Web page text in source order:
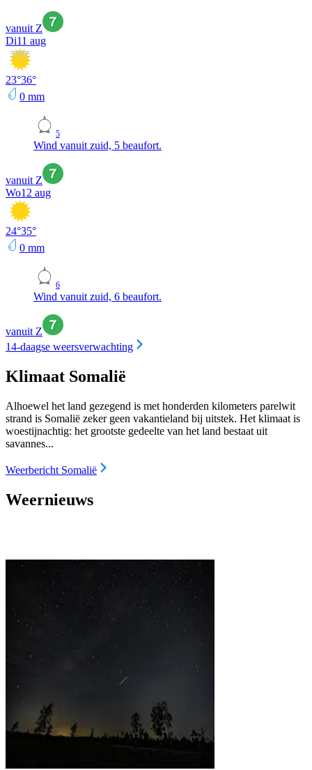
vanuit Z
Di11 aug
23°36°
0 mm
5
Wind vanuit zuid, 5 beaufort.
vanuit Z
Wo12 aug
24°35°
0 mm
6
Wind vanuit zuid, 6 beaufort.
vanuit Z
14-daagse weersverwachting
Klimaat Somalië
Alhoewel het land gezegend is met honderden kilometers parelwit
strand is Somalië zeker geen vakantieland bij uitstek. Het klimaat is
woestijnachtig: het grootste gedeelte van het land bestaat uit
savannes...
Weerbericht Somalië
Weernieuws